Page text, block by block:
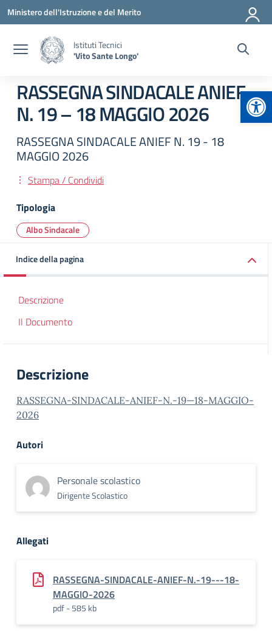
Vai ai contenuti
Vai al menu di navigazione
Vai al footer
Ministero dell'Istruzione e del Merito
Istituti Tecnici
'Vito Sante Longo'
RASSEGNA SINDACALE ANIEF
N. 19 – 18 MAGGIO 2026
RASSEGNA SINDACALE ANIEF N. 19 - 18
MAGGIO 2026
Stampa / Condividi
Tipologia
Albo Sindacale
Indice della pagina
Descrizione
Il Documento
Descrizione
RASSEGNA-SINDACALE-ANIEF-N.-19—18-MAGGIO-
2026
Autori
Personale scolastico
Dirigente Scolastico
Allegati
RASSEGNA-SINDACALE-ANIEF-N.-19---18-
MAGGIO-2026
pdf - 585 kb